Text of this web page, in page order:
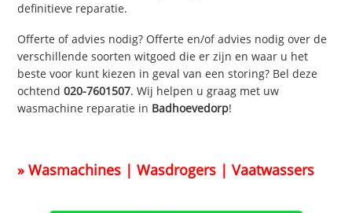
definitieve reparatie.
Offerte of advies nodig? Offerte en/of advies nodig over de
verschillende soorten witgoed die er zijn en waar u het
beste voor kunt kiezen in geval van een storing? Bel deze
ochtend020-7601507. Wij helpen u graag met uw
wasmachine reparatie in Badhoevedorp!
» Wasmachines | Wasdrogers | Vaatwassers